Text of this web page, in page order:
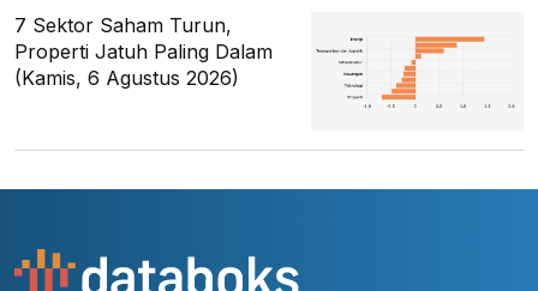
7 Sektor Saham Turun,
Properti Jatuh Paling Dalam
(Kamis, 6 Agustus 2026)